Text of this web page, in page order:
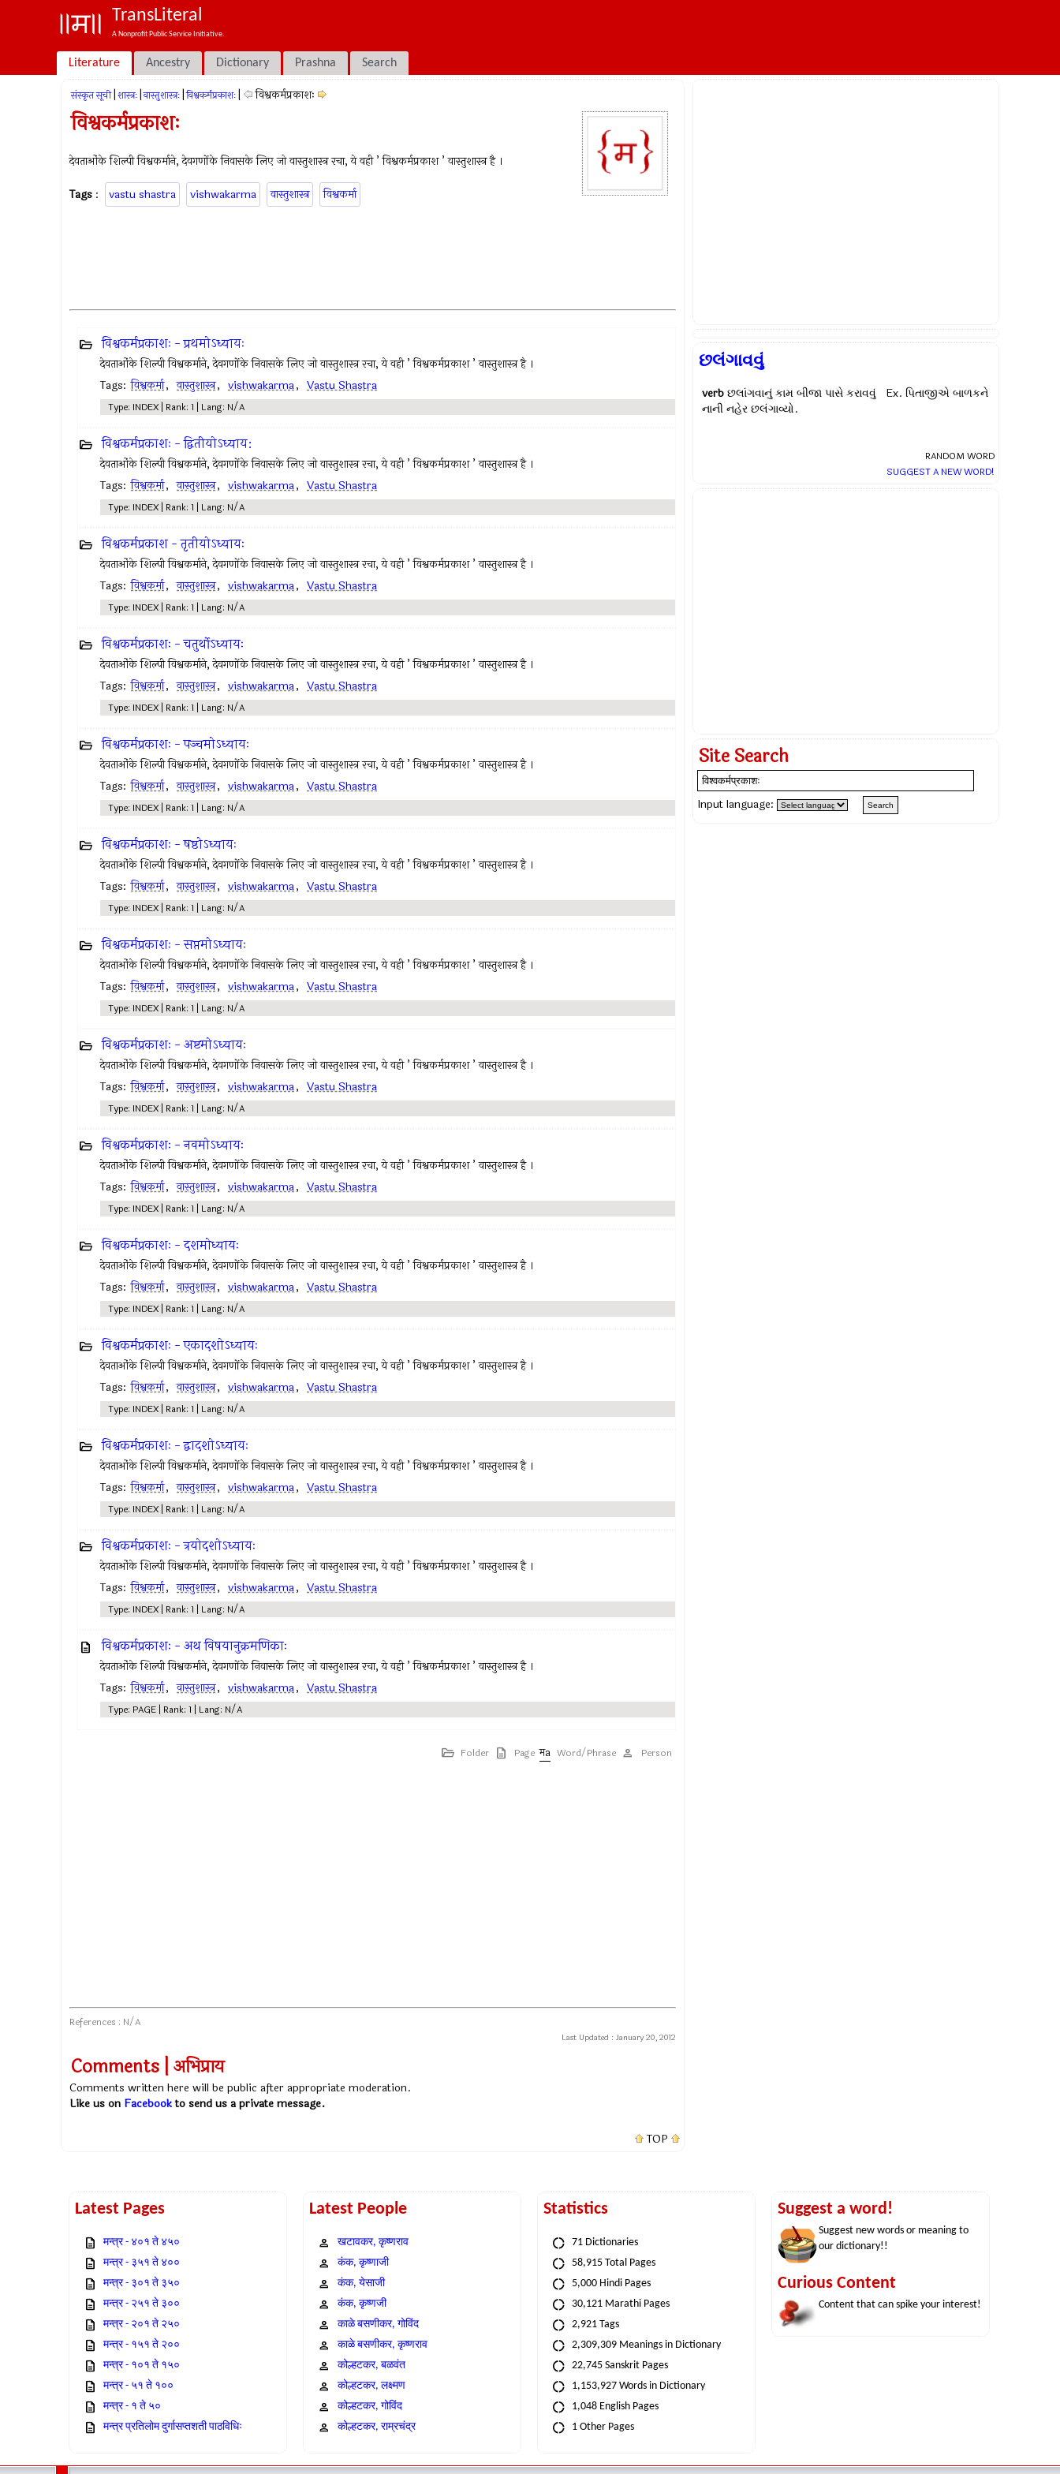
TransLiteral
A Nonprofit Public Service Initiative.
Literature Ancestry Dictionary Prashna Search
संस्कृत सूची शास्त्रः वास्तुशास्त्रः विश्वकर्मप्रकाशः विश्वकर्मप्रकाशः
विश्वकर्मप्रकाशः
देवताओंके शिल्पी विश्वकर्माने, देवगणोंके निवासके लिए जो वास्तुशास्त्र रचा, ये वही ’ विश्वकर्मप्रकाश ’ वास्तुशास्त्र है ।
Tags : vastu shastra vishwakarma वास्तुशास्त्र विश्वकर्मा
विश्वकर्मप्रकाशः - प्रथमोऽध्यायः
देवताओंके शिल्पी विश्वकर्माने, देवगणोंके निवासके लिए जो वास्तुशास्त्र रचा, ये वही ’ विश्वकर्मप्रकाश ’ वास्तुशास्त्र है ।
Tags: विश्वकर्मा, वास्तुशास्त्र, vishwakarma, Vastu Shastra
Type: INDEX | Rank: 1 | Lang: N/A
विश्वकर्मप्रकाशः - द्वितीयोऽध्याय:
देवताओंके शिल्पी विश्वकर्माने, देवगणोंके निवासके लिए जो वास्तुशास्त्र रचा, ये वही ’ विश्वकर्मप्रकाश ’ वास्तुशास्त्र है ।
Tags: विश्वकर्मा, वास्तुशास्त्र, vishwakarma, Vastu Shastra
Type: INDEX | Rank: 1 | Lang: N/A
विश्वकर्मप्रकाश - तृतीयोऽध्यायः
देवताओंके शिल्पी विश्वकर्माने, देवगणोंके निवासके लिए जो वास्तुशास्त्र रचा, ये वही ’ विश्वकर्मप्रकाश ’ वास्तुशास्त्र है ।
Tags: विश्वकर्मा, वास्तुशास्त्र, vishwakarma, Vastu Shastra
Type: INDEX | Rank: 1 | Lang: N/A
विश्वकर्मप्रकाशः - चतुर्थोऽध्यायः
देवताओंके शिल्पी विश्वकर्माने, देवगणोंके निवासके लिए जो वास्तुशास्त्र रचा, ये वही ’ विश्वकर्मप्रकाश ’ वास्तुशास्त्र है ।
Tags: विश्वकर्मा, वास्तुशास्त्र, vishwakarma, Vastu Shastra
Type: INDEX | Rank: 1 | Lang: N/A
विश्वकर्मप्रकाशः - पञ्चमोऽध्यायः
देवताओंके शिल्पी विश्वकर्माने, देवगणोंके निवासके लिए जो वास्तुशास्त्र रचा, ये वही ’ विश्वकर्मप्रकाश ’ वास्तुशास्त्र है ।
Tags: विश्वकर्मा, वास्तुशास्त्र, vishwakarma, Vastu Shastra
Type: INDEX | Rank: 1 | Lang: N/A
विश्वकर्मप्रकाशः - षष्ठोऽध्यायः
देवताओंके शिल्पी विश्वकर्माने, देवगणोंके निवासके लिए जो वास्तुशास्त्र रचा, ये वही ’ विश्वकर्मप्रकाश ’ वास्तुशास्त्र है ।
Tags: विश्वकर्मा, वास्तुशास्त्र, vishwakarma, Vastu Shastra
Type: INDEX | Rank: 1 | Lang: N/A
विश्वकर्मप्रकाशः - सप्तमोऽध्यायः
देवताओंके शिल्पी विश्वकर्माने, देवगणोंके निवासके लिए जो वास्तुशास्त्र रचा, ये वही ’ विश्वकर्मप्रकाश ’ वास्तुशास्त्र है ।
Tags: विश्वकर्मा, वास्तुशास्त्र, vishwakarma, Vastu Shastra
Type: INDEX | Rank: 1 | Lang: N/A
विश्वकर्मप्रकाशः - अष्टमोऽध्यायः
देवताओंके शिल्पी विश्वकर्माने, देवगणोंके निवासके लिए जो वास्तुशास्त्र रचा, ये वही ’ विश्वकर्मप्रकाश ’ वास्तुशास्त्र है ।
Tags: विश्वकर्मा, वास्तुशास्त्र, vishwakarma, Vastu Shastra
Type: INDEX | Rank: 1 | Lang: N/A
विश्वकर्मप्रकाशः - नवमोऽध्यायः
देवताओंके शिल्पी विश्वकर्माने, देवगणोंके निवासके लिए जो वास्तुशास्त्र रचा, ये वही ’ विश्वकर्मप्रकाश ’ वास्तुशास्त्र है ।
Tags: विश्वकर्मा, वास्तुशास्त्र, vishwakarma, Vastu Shastra
Type: INDEX | Rank: 1 | Lang: N/A
विश्वकर्मप्रकाशः - दशमोध्यायः
देवताओंके शिल्पी विश्वकर्माने, देवगणोंके निवासके लिए जो वास्तुशास्त्र रचा, ये वही ’ विश्वकर्मप्रकाश ’ वास्तुशास्त्र है ।
Tags: विश्वकर्मा, वास्तुशास्त्र, vishwakarma, Vastu Shastra
Type: INDEX | Rank: 1 | Lang: N/A
विश्वकर्मप्रकाशः - एकादशोऽध्यायः
देवताओंके शिल्पी विश्वकर्माने, देवगणोंके निवासके लिए जो वास्तुशास्त्र रचा, ये वही ’ विश्वकर्मप्रकाश ’ वास्तुशास्त्र है ।
Tags: विश्वकर्मा, वास्तुशास्त्र, vishwakarma, Vastu Shastra
Type: INDEX | Rank: 1 | Lang: N/A
विश्वकर्मप्रकाशः - द्वादशोऽध्यायः
देवताओंके शिल्पी विश्वकर्माने, देवगणोंके निवासके लिए जो वास्तुशास्त्र रचा, ये वही ’ विश्वकर्मप्रकाश ’ वास्तुशास्त्र है ।
Tags: विश्वकर्मा, वास्तुशास्त्र, vishwakarma, Vastu Shastra
Type: INDEX | Rank: 1 | Lang: N/A
विश्वकर्मप्रकाशः - त्रयोदशोऽध्यायः
देवताओंके शिल्पी विश्वकर्माने, देवगणोंके निवासके लिए जो वास्तुशास्त्र रचा, ये वही ’ विश्वकर्मप्रकाश ’ वास्तुशास्त्र है ।
Tags: विश्वकर्मा, वास्तुशास्त्र, vishwakarma, Vastu Shastra
Type: INDEX | Rank: 1 | Lang: N/A
विश्वकर्मप्रकाशः - अथ विषयानुक्रमणिकाः
देवताओंके शिल्पी विश्वकर्माने, देवगणोंके निवासके लिए जो वास्तुशास्त्र रचा, ये वही ’ विश्वकर्मप्रकाश ’ वास्तुशास्त्र है ।
Tags: विश्वकर्मा, वास्तुशास्त्र, vishwakarma, Vastu Shastra
Type: PAGE | Rank: 1 | Lang: N/A
Folder Page Word/Phrase Person
References : N/A
Last Updated : January 20, 2012
Comments | अभिप्राय
Comments written here will be public after appropriate moderation.
Like us on Facebookto send us a private message.
TOP
છલંગાવવું
verbછલાંગવાનું કામ બીજા પાસે કરાવવું Ex. પિતાજીએ બાળકને
નાની નહેર છલંગાવ્યો.
RANDOM WORD
SUGGEST A NEW WORD!
Site Search
Input language:
Latest Pages
मन्त्र - ४०१ ते ४५०
मन्त्र - ३५१ ते ४००
मन्त्र - ३०१ ते ३५०
मन्त्र - २५१ ते ३००
मन्त्र - २०१ ते २५०
मन्त्र - १५१ ते २००
मन्त्र - १०१ ते १५०
मन्त्र - ५१ ते १००
मन्त्र - १ ते ५०
मन्त्र प्रतिलोम दुर्गासप्तशती पाठविधिः
Latest People
खटावकर, कृष्णराव
कंक, कृष्णाजी
कंक, येसाजी
कंक, कृष्णजी
काळे बसणीकर, गोविंद
काळे बसणीकर, कृष्णराव
कोल्हटकर, बळवंत
कोल्हटकर, लक्ष्मण
कोल्हटकर, गोविंद
कोल्हटकर, राम्रचंद्र
Statistics
71 Dictionaries
58,915 Total Pages
5,000 Hindi Pages
30,121 Marathi Pages
2,921 Tags
2,309,309 Meanings in Dictionary
22,745 Sanskrit Pages
1,153,927 Words in Dictionary
1,048 English Pages
1 Other Pages
Suggest a word!
Suggest new words or meaning to
our dictionary!!
Curious Content
Content that can spike your interest!